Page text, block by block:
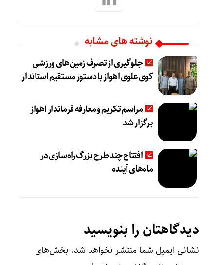
نوشته های مشابه
جلوگیری از تصرف زمین‌های ورزشی
کوی علوی اهواز با دستور مستقیم استاندار
مراسم تکریم و معارفه فرماندار اهواز
برگزار شد
افتتاح چند طرح بزرگ راه‌سازی در
ماه‌های آینده
دیدگاهتان را بنویسید
نشانی ایمیل شما منتشر نخواهد شد. بخش‌های